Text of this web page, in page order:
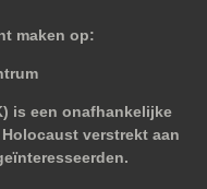
maken op:
is een onafhankelijke
verstrekt aan